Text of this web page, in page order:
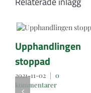
Upphandlingen
stoppad
2021-11-02 | 0
kommentarer